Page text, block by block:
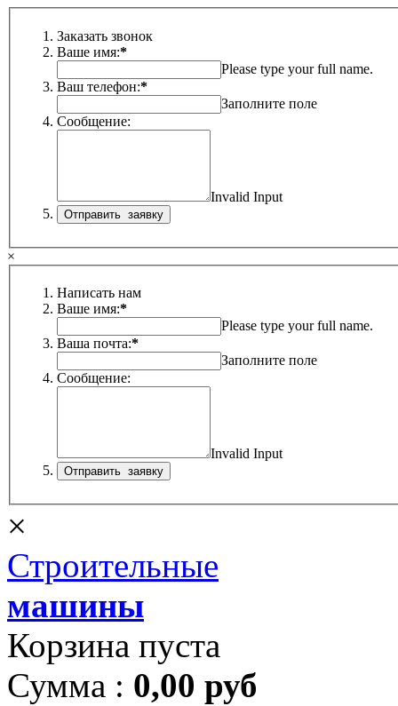
Заказать звонок
Ваше имя:*
Please type your full name.
Ваш телефон:*
Заполните поле
Сообщение:
Invalid Input
×
Написать нам
Ваше имя:*
Please type your full name.
Ваша почта:*
Заполните поле
Сообщение:
Invalid Input
×
Строительные
машины
Корзина пуста
Сумма : 0,00 руб